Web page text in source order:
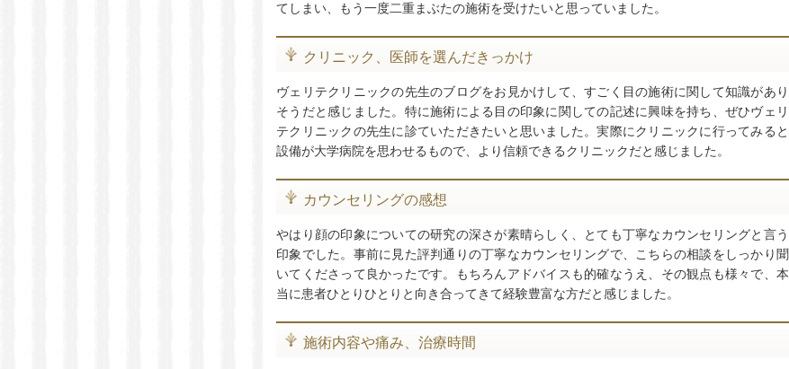
てしまい、もう一度二重まぶたの施術を受けたいと思っていました。
クリニック、医師を選んだきっかけ
ヴェリテクリニックの先生のブログをお見かけして、すごく目の施術に関して知識があり
そうだと感じました。特に施術による目の印象に関しての記述に興味を持ち、ぜひヴェリ
テクリニックの先生に診ていただきたいと思いました。実際にクリニックに行ってみると
設備が大学病院を思わせるもので、より信頼できるクリニックだと感じました。
カウンセリングの感想
やはり顔の印象についての研究の深さが素晴らしく、とても丁寧なカウンセリングと言う
印象でした。事前に見た評判通りの丁寧なカウンセリングで、こちらの相談をしっかり聞
いてくださって良かったです。もちろんアドバイスも的確なうえ、その観点も様々で、本
当に患者ひとりひとりと向き合ってきて経験豊富な方だと感じました。
施術内容や痛み、治療時間